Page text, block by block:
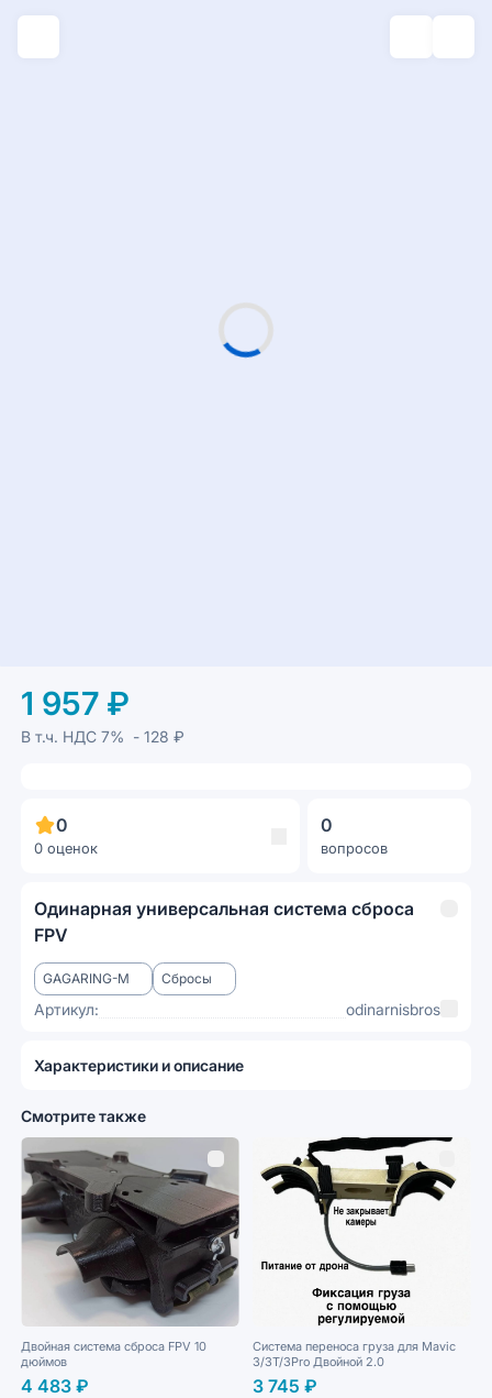
1 957 ₽
В т.ч. НДС7% - 128 ₽
0
0 оценок
0
вопросов
Одинарная универсальная система сброса
FPV
GAGARING-M Сбросы
Артикул: odinarnisbros
Характеристики и описание
Смотрите также
Двойная система сброса FPV 10
дюймов
4 483 ₽
Система переноса груза для Mavic
3/3T/3Pro Двойной 2.0
3 745 ₽